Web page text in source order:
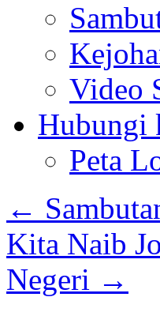
Video
Hubungi
Peta
←
Kita Naib
Negeri →